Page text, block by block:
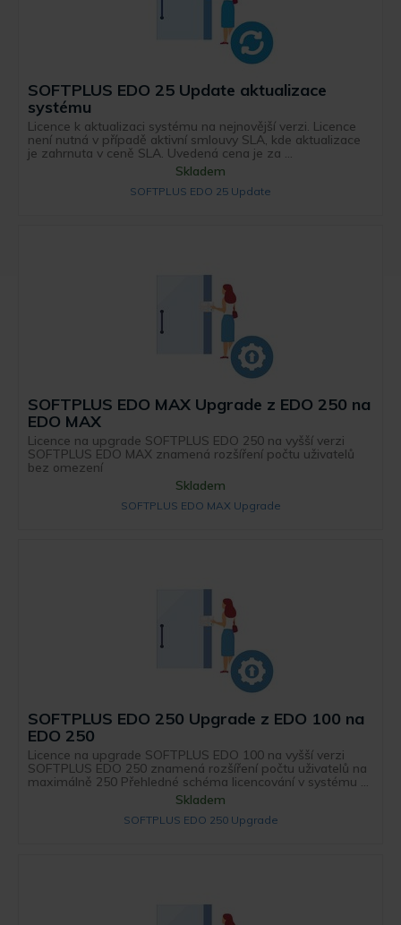
SOFTPLUS EDO 25 Update aktualizace
systému
Licence k aktualizaci systému na nejnovější verzi. Licence
není nutná v případě aktivní smlouvy SLA, kde aktualizace
je zahrnuta v ceně SLA. Uvedená cena je za ...
Skladem
SOFTPLUS EDO 25 Update
SOFTPLUS EDO MAX Upgrade z EDO 250 na
EDO MAX
Licence na upgrade SOFTPLUS EDO 250 na vyšší verzi
SOFTPLUS EDO MAX znamená rozšíření počtu uživatelů
bez omezení
Skladem
SOFTPLUS EDO MAX Upgrade
SOFTPLUS EDO 250 Upgrade z EDO 100 na
EDO 250
Licence na upgrade SOFTPLUS EDO 100 na vyšší verzi
SOFTPLUS EDO 250 znamená rozšíření počtu uživatelů na
maximálně 250 Přehledné schéma licencování v systému ...
Skladem
SOFTPLUS EDO 250 Upgrade